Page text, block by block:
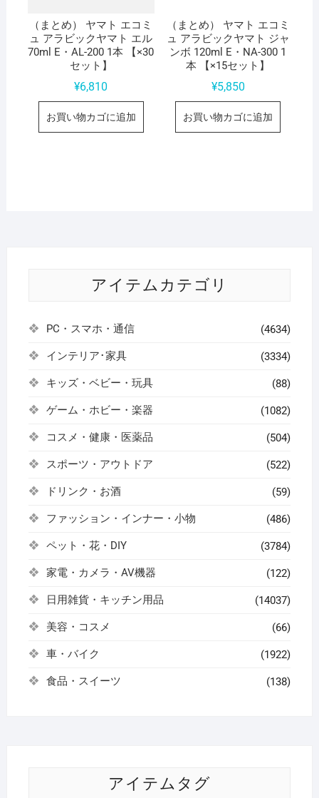
（まとめ） ヤマト エコミ
ュ アラビックヤマト エル
70ml E・AL-200 1本 【×30
セット】
¥6,810
お買い物カゴに追加
（まとめ） ヤマト エコミ
ュ アラビックヤマト ジャ
ンボ 120ml E・NA-300 1
本 【×15セット】
¥5,850
お買い物カゴに追加
アイテムカテゴリ
PC・スマホ・通信 (4634)
インテリア･家具 (3334)
キッズ・ベビー・玩具 (88)
ゲーム・ホビー・楽器 (1082)
コスメ・健康・医薬品 (504)
スポーツ・アウトドア (522)
ドリンク・お酒 (59)
ファッション・インナー・小物 (486)
ペット・花・DIY (3784)
家電・カメラ・AV機器 (122)
日用雑貨・キッチン用品 (14037)
美容・コスメ (66)
車・バイク (1922)
食品・スイーツ (138)
アイテムタグ